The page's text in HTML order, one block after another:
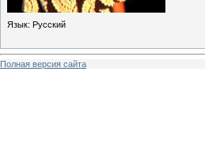
Язык: Русский
Полная версия сайта